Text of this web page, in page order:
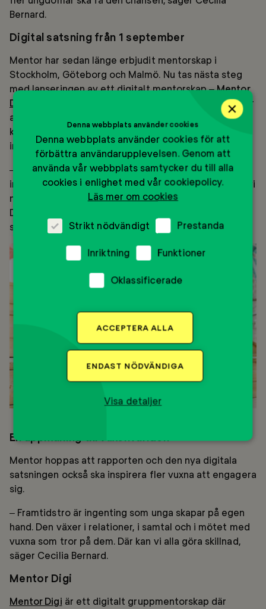
Bernard.
Digital satsning från 1 september
Mentor har sedan länge erbjudit mentorskap i
Stockholm, Göteborg och Malmö. Nu tas nästa steg
med lanseringen av ett digitalt mentorskap –Mentor
Digi
– , som blir tillgängligt från 1 september. Syftet är
att unga i hela Sverige – oavsett var de bor – ska
kunna få tillgång till en vuxen som lyssnar, stöttar och
inspirerar.
– Vi ser att skillnaderna mellan stad och landsbygd
inte får fortsätta växa. Med digitalt mentorskap kan vi
nå ungdomar som tidigare inte haft samma möjlighet.
Det handlar om att ge dem tro på framtiden och på
sig själva, säger Cecilia Bernard.
En uppmaning till vuxenvärlden
Mentor hoppas att rapporten och den nya digitala
satsningen också ska inspirera fler vuxna att engagera
sig.
– Framtidstro är ingenting som unga skapar på egen
hand. Den växer i relationer, i samtal och i mötet med
vuxna som tror på dem. Där kan vi alla göra skillnad,
säger Cecilia Bernard.
Mentor Digi
Mentor Digi är ett digitalt gruppmentorskap där
×
Denna webbplats använder cookies
Denna webbplats använder cookies för att
förbättra användarupplevelsen. Genom att
använda vår webbplats samtycker du till alla
cookies i enlighet med vår cookiepolicy.
Läs mer om cookies
Strikt nödvändigt Prestanda
Inriktning Funktioner
Oklassificerade
ACCEPTERA ALLA
ENDAST NÖDVÄNDIGA
Visa detaljer